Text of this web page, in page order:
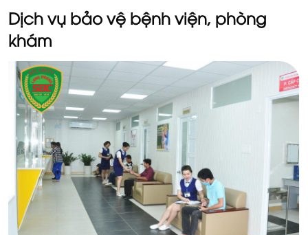
Dịch vụ bảo vệ bệnh viện, phòng
khám